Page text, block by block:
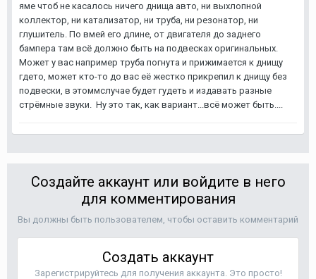
яме чтоб не касалось ничего днища авто, ни выхлопной
коллектор, ни катализатор, ни труба, ни резонатор, ни
глушитель. По вмей его длине, от двигателя до заднего
бампера там всё должно быть на подвесках оригинальных.
Может у вас например труба погнута и прижимается к днищу
гдето, может кто-то до вас её жестко прикрепил к днищу без
подвески, в этоммслучае будет гудеть и издавать разные
стрёмные звуки. Ну это так, как вариант...всё может быть....
Создайте аккаунт или войдите в него
для комментирования
Вы должны быть пользователем, чтобы оставить комментарий
Создать аккаунт
Зарегистрируйтесь для получения аккаунта. Это просто!